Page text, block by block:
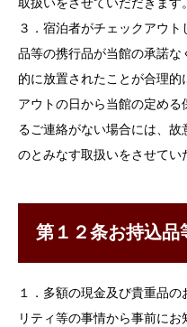
取扱いをさせていだだきます。
３．宿泊者がチェックアウ
品等の携行品が当館の承諾な
的に放置されたことが合理
アウトの日から当館の定め
るご連絡がない場合には、
のとみなす取扱いをさせてい
第１２条お持込品
１．多額の現金及び貴重品
リティ等の事情から事前に